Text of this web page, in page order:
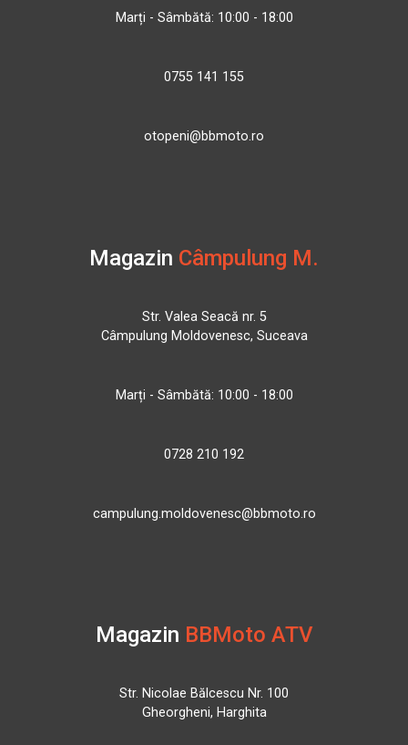
Marți - Sâmbătă: 10:00 - 18:00
0755 141 155
otopeni@bbmoto.ro
Magazin Câmpulung M.
Str. Valea Seacă nr. 5
Câmpulung Moldovenesc, Suceava
Marți - Sâmbătă: 10:00 - 18:00
0728 210 192
campulung.moldovenesc@bbmoto.ro
Magazin BBMoto ATV
Str. Nicolae Bălcescu Nr. 100
Gheorgheni, Harghita